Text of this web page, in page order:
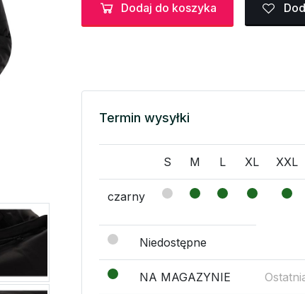
Dodaj do koszyka
Termin wysyłki
S M L XL XXL
czarny
Niedostępne
NA MAGAZYNIE